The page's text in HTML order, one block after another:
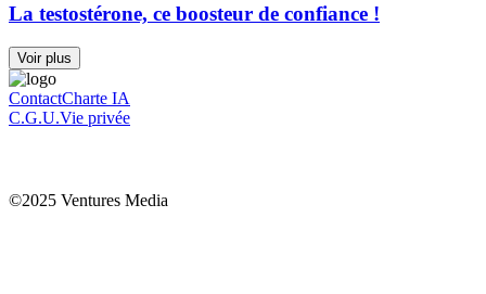
La testostérone, ce boosteur de confiance !
Voir plus
ContactCharte IA
C.G.U.Vie privée
©2025 Ventures Media